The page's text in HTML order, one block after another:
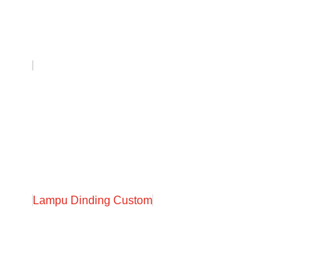
Lampu Dinding Custom